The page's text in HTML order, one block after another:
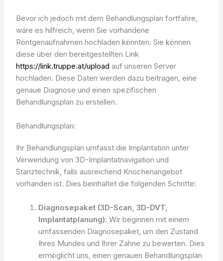
Bevor ich jedoch mit dem Behandlungsplan fortfahre,
wäre es hilfreich, wenn Sie vorhandene
Röntgenaufnahmen hochladen könnten. Sie können
diese über den bereitgestellten Link
https://link.truppe.at/upload auf unseren Server
hochladen. Diese Daten werden dazu beitragen, eine
genaue Diagnose und einen spezifischen
Behandlungsplan zu erstellen.
Behandlungsplan:
Ihr Behandlungsplan umfasst die Implantation unter
Verwendung von 3D-Implantatnavigation und
Stanztechnik, falls ausreichend Knochenangebot
vorhanden ist. Dies beinhaltet die folgenden Schritte:
Diagnosepaket (3D-Scan, 3D-DVT,
Implantatplanung): Wir beginnen mit einem
umfassenden Diagnosepaket, um den Zustand
Ihres Mundes und Ihrer Zähne zu bewerten. Dies
ermöglicht uns, einen genauen Behandlungsplan